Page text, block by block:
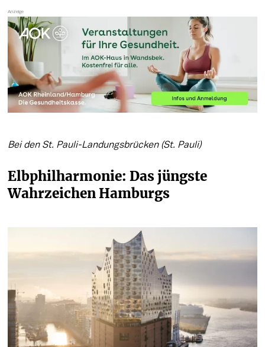
Bei den St. Pauli-Landungsbrücken (St. Pauli)
Elbphilharmonie: Das jüngste
Wahrzeichen Hamburgs